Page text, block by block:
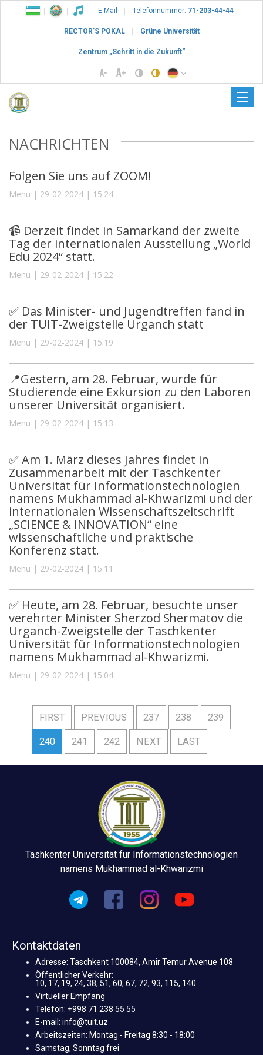
E-Mail Telefonnummer: 71-203-44-44
RECTOR’S POKAL Grüne Universität
Zentrum „Schritt in die Zukunft“
NACHRICHTEN
Folgen Sie uns auf ZOOM!
Menu | 29-02-2024 | 15:24
📹 Derzeit findet in Samarkand der zweite
Tag der internationalen Ausstellung „World
Edu 2024“ statt.
Menu | 29-02-2024 | 15:22
✅ Das Minister- und Jugendtreffen fand in
der TUIT-Zweigstelle Urganch statt
Menu | 29-02-2024 | 15:19
📍Gestern, am 28. Februar, wurde für
Studierende eine Exkursion zu den Laboren
unserer Universität organisiert.
Menu | 29-02-2024 | 15:13
✅ Am 1. März dieses Jahres findet in
Zusammenarbeit mit der Taschkenter
Universität für Informationstechnologien
namens Mukhammad al-Khwarizmi und der
internationalen Wissenschaftszeitschrift
„SCIENCE & INNOVATION“ eine
wissenschaftliche und praktische
Konferenz statt.
Menu | 29-02-2024 | 15:11
✅ Heute, am 28. Februar, besuchte unser
verehrter Minister Sherzod Shermatov die
Urganch-Zweigstelle der Taschkenter
Universität für Informationstechnologien
namens Mukhammad al-Khwarizmi.
Menu | 29-02-2024 | 15:04
FIRST PREVIOUS 237 238 239
240 241 242 NEXT LAST
Tashkenter Universität für Informationstechnologien
namens Mukhammad al-Khwarizmi
Kontaktdaten
Adresse: Taschkent 100084, Amir Temur Avenue 108
Öffentlicher Verkehr:
10, 17, 19, 24, 38, 51, 60, 67, 72, 93, 115, 140
Virtueller Empfang
Telefon: +998 71 238 55 55
E-mail: info@tuit.uz
Arbeitszeiten: Montag - Freitag 8:30 - 18:00
Samstag, Sonntag frei